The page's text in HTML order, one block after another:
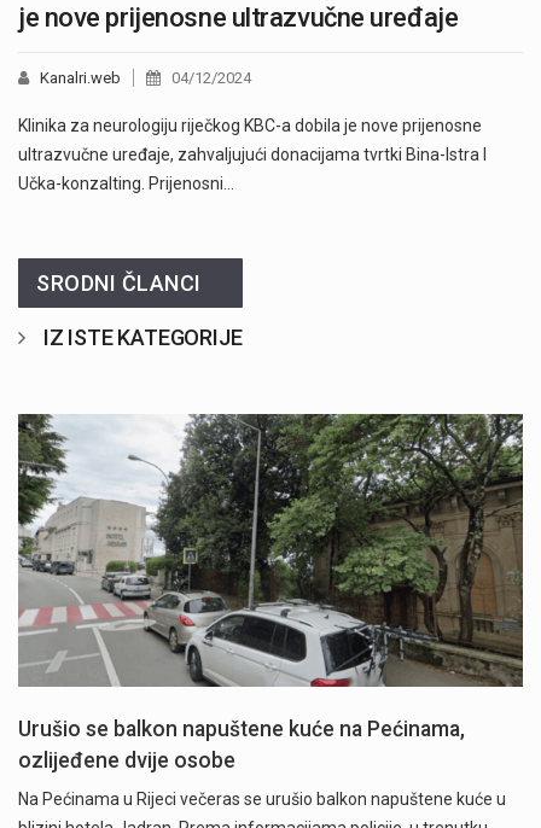
je nove prijenosne ultrazvučne uređaje
Kanalri.web 04/12/2024
Klinika za neurologiju riječkog KBC-a dobila je nove prijenosne
ultrazvučne uređaje, zahvaljujući donacijama tvrtki Bina-Istra I
Učka-konzalting. Prijenosni…
SRODNI ČLANCI
IZ ISTE KATEGORIJE
Urušio se balkon napuštene kuće na Pećinama,
ozlijeđene dvije osobe
Na Pećinama u Rijeci večeras se urušio balkon napuštene kuće u